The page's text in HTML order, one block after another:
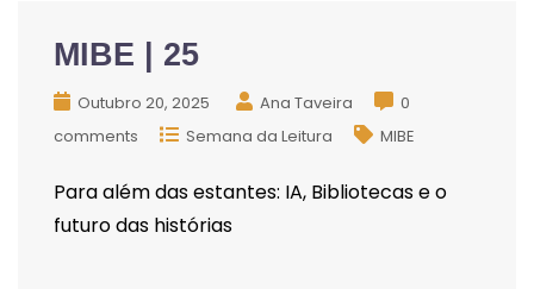
MIBE | 25
Outubro 20, 2025 Ana Taveira
0
comments
Semana da Leitura MIBE
Para além das estantes: IA, Bibliotecas e o
futuro das histórias